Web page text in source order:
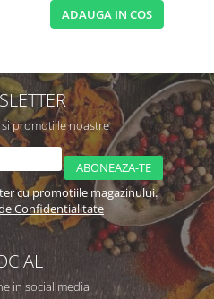
ADAUGA IN COS
promotiile noastre
cu promotiile magazinului.
Confidentialitate
in social media